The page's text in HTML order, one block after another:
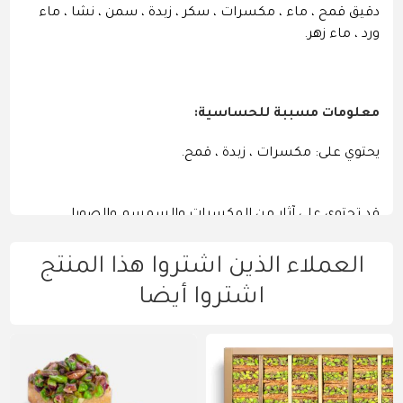
دقيق قمح ، ماء ، مكسرات ، سكر ، زبدة ، سمن ، نشا ، ماء
ورد ، ماء زهر.
معلومات مسببة للحساسية:
يحتوي على: مكسرات ، زبدة ، قمح.
قد تحتوي على آثار من المكسرات والسمسم والصويا
العملاء الذين اشتروا هذا المنتج
اشتروا أيضا